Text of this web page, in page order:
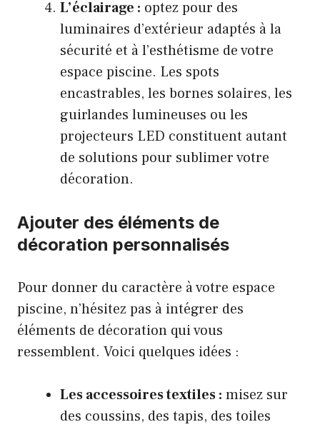
L’éclairage : optez pour des
luminaires d’extérieur adaptés à la
sécurité et à l’esthétisme de votre
espace piscine. Les spots
encastrables, les bornes solaires, les
guirlandes lumineuses ou les
projecteurs LED constituent autant
de solutions pour sublimer votre
décoration.
Ajouter des éléments de
décoration personnalisés
Pour donner du caractère à votre espace
piscine, n’hésitez pas à intégrer des
éléments de décoration qui vous
ressemblent. Voici quelques idées :
Les accessoires textiles : misez sur
des coussins, des tapis, des toiles